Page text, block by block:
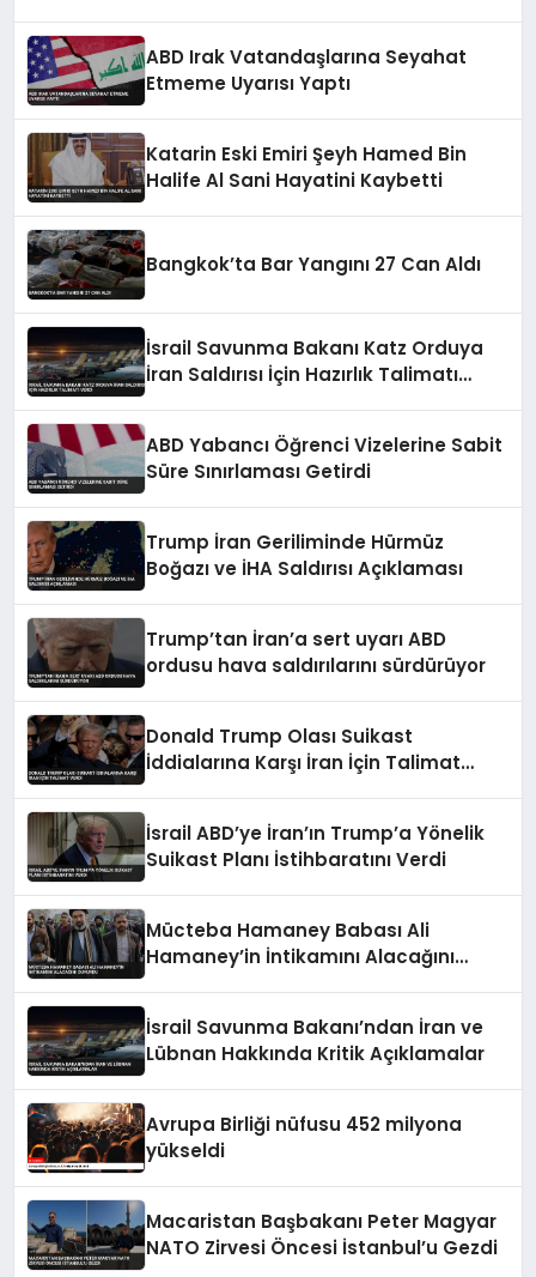
ABD Irak Vatandaşlarına Seyahat
Etmeme Uyarısı Yaptı
Katarin Eski Emiri Şeyh Hamed Bin
Halife Al Sani Hayatini Kaybetti
Bangkok’ta Bar Yangını 27 Can Aldı
İsrail Savunma Bakanı Katz Orduya
İran Saldırısı İçin Hazırlık Talimatı
ABD Yabancı Öğrenci Vizelerine Sabit
Süre Sınırlaması Getirdi
Trump İran Geriliminde Hürmüz
Boğazı ve İHA Saldırısı Açıklaması
Trump’tan İran’a sert uyarı ABD
ordusu hava saldırılarını sürdürüyor
Donald Trump Olası Suikast
İddialarına Karşı İran İçin Talimat
İsrail ABD’ye İran’ın Trump’a Yönelik
Suikast Planı İstihbaratını Verdi
Mücteba Hamaney Babası Ali
Hamaney’in İntikamını Alacağını
İsrail Savunma Bakanı’ndan İran ve
Lübnan Hakkında Kritik Açıklamalar
Avrupa Birliği nüfusu 452 milyona
yükseldi
Macaristan Başbakanı Peter Magyar
NATO Zirvesi Öncesi İstanbul’u Gezdi